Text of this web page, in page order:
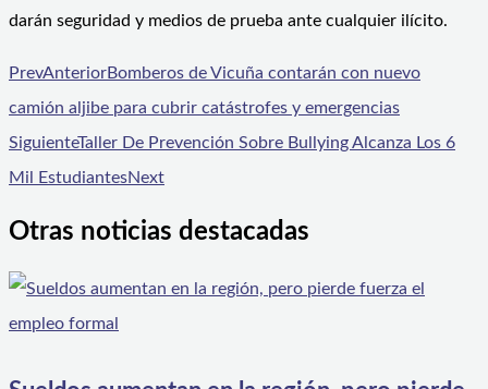
darán seguridad y medios de prueba ante cualquier ilícito.
PrevAnteriorBomberos de Vicuña contarán con nuevo
camión aljibe para cubrir catástrofes y emergencias
SiguienteTaller De Prevención Sobre Bullying Alcanza Los 6
Mil EstudiantesNext
Otras noticias destacadas